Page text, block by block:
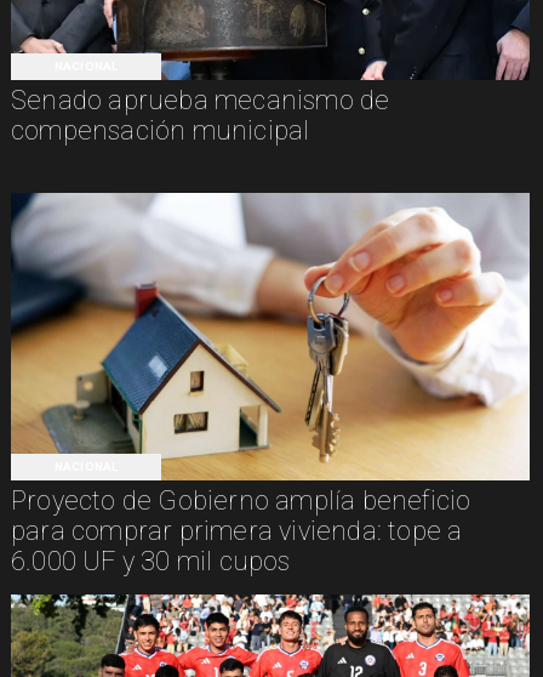
Senado aprueba mecanismo de
compensación municipal
Proyecto de Gobierno amplía beneficio
para comprar primera vivienda: tope a
6.000 UF y 30 mil cupos